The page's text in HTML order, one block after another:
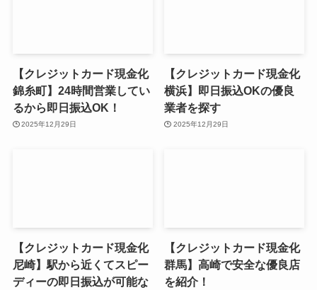
【クレジットカード現金化
錦糸町】24時間営業してい
るから即日振込OK！
2025年12月29日
【クレジットカード現金化
横浜】即日振込OKの優良
業者を探す
2025年12月29日
【クレジットカード現金化
尼崎】駅から近くてスピー
ディーの即日振込が可能な
【クレジットカード現金化
群馬】高崎で安全な優良店
を紹介！